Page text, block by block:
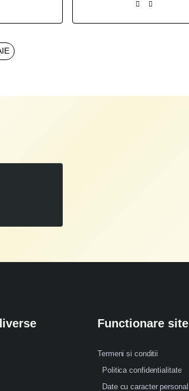
Functionare site
Termeni si conditii
Politica confidentialitate
Date cu caracter personal